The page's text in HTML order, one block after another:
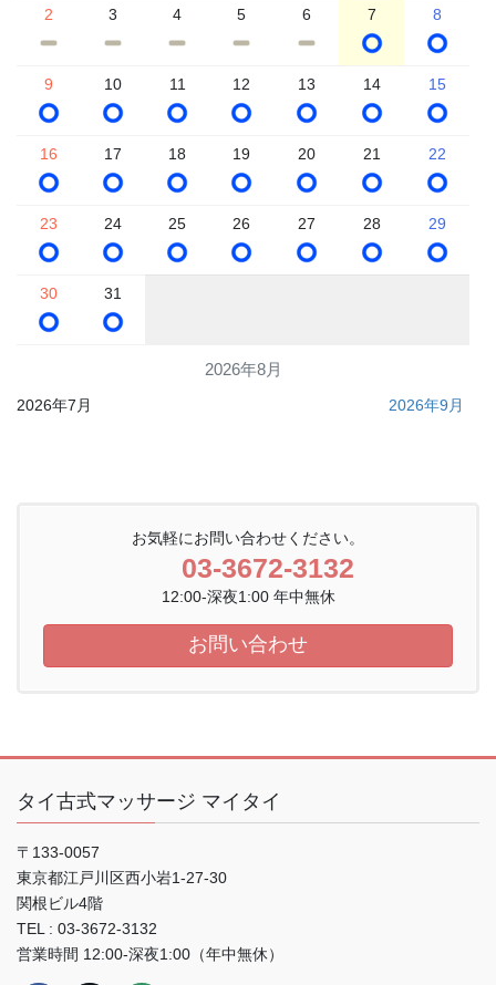
2026年8月
2 3 4 5 6 7 8
9 10 11 12 13 14 15
16 17 18 19 20 21 22
23 24 25 26 27 28 29
30 31
2026年7月 2026年9月
お気軽にお問い合わせください。
03-3672-3132
12:00-深夜1:00 年中無休
お問い合わせ
タイ古式マッサージ マイタイ
〒133-0057
東京都江戸川区西小岩1-27-30
関根ビル4階
TEL : 03-3672-3132
営業時間 12:00-深夜1:00（年中無休）